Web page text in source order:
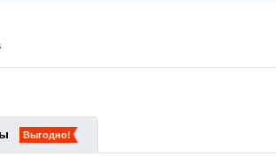
Выгодно!